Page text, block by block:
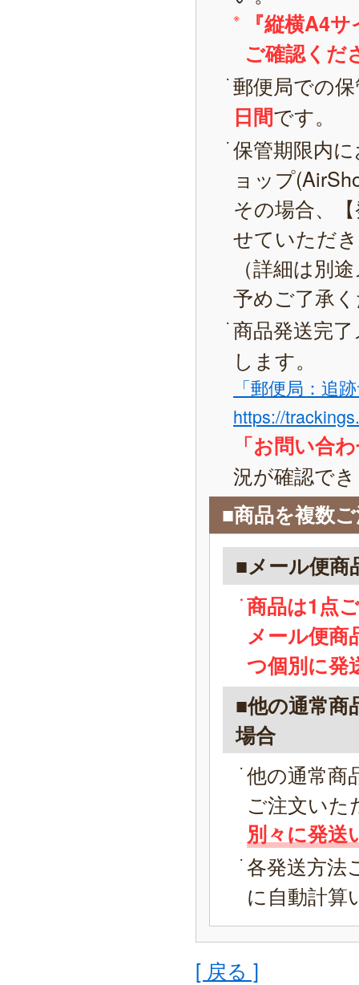
『縦横A4
ご確認くだ
郵便局での
日間です。
保管期限内
ョップ
その場合、
せていただ
（詳細は別
予めご了承
商品発送完
します。
「郵便局：追
https://
「お問い合
況が確認で
■商品を複数
■メール便商
商品は1点
メール便商
つ個別に発
■他の通常商
場合
他の通常商
ご注文いた
別々に発送
各発送方法
に自動計算
[ 戻る ]